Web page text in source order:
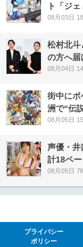
ト「ジ
08月03日
松村北斗
の方へ届
08月04日
街中に
洲で“伝
08月05日
声優・井
計18ペー
08月05日 7
プライバシー
ポリシー